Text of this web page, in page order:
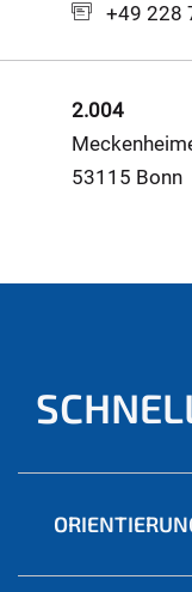
+49 228
2.004
53115 Bonn